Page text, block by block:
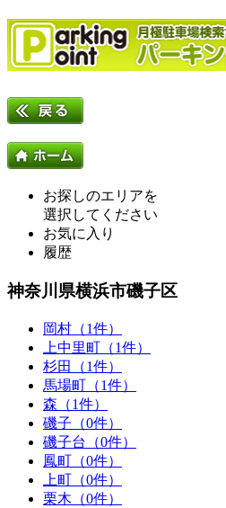
お探しのエリアを
選択してください
お気に入り
履歴
神奈川県横浜市磯子区
岡村（1件）
上中里町（1件）
杉田（1件）
馬場町（1件）
森（1件）
磯子（0件）
磯子台（0件）
鳳町（0件）
上町（0件）
栗木（0件）